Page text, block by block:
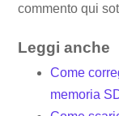
commento qui
Leggi anche
Come
memoria